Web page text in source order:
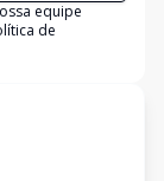
equipe
de